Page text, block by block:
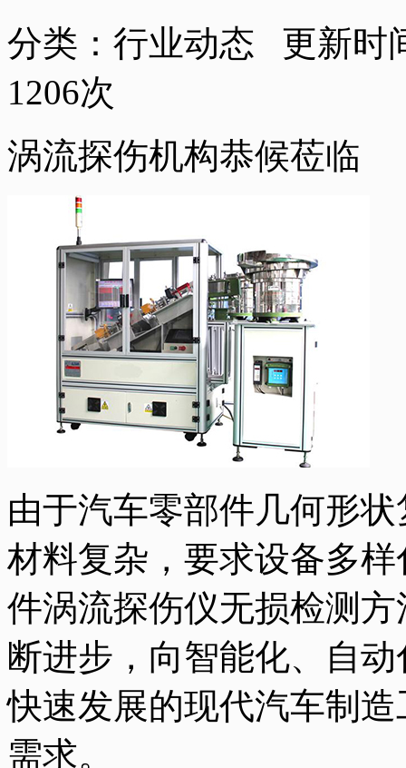
分类：行业动态 更新时
1206次
涡流探伤机构恭候莅临
由于汽车零部件几何形
材料复杂，要求设备多
件涡流探伤仪无损检测
断进步，向智能化、自
快速发展的现代汽车制
需求。